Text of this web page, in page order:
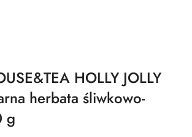
HOLLY JOLLY
herbata śliwkowo-
g